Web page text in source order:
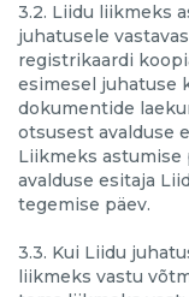
3.2. Liidu liikmeks
juhatusele
registrikaardi
esimesel juhatuse
dokumentide
otsusest avalduse
Liikmeks astumise
avalduse esitaja
tegemise päev.
3.3. Kui Liidu
liikmeks vastu